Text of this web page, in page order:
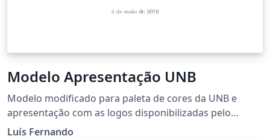
Modelo Apresentação UNB
Modelo modificado para paleta de cores da UNB e
apresentação com as logos disponibilizadas pelo
próprio site da Universidade. #Universidade de Brasília
Luís Fernando